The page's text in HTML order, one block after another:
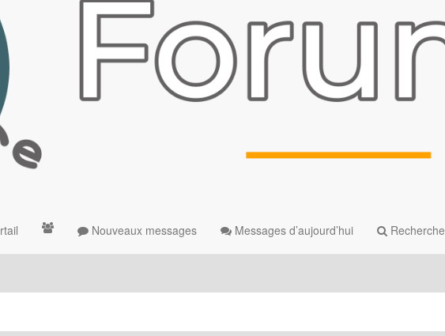
Nouveaux messages Messages d’aujourd’hui Recherche